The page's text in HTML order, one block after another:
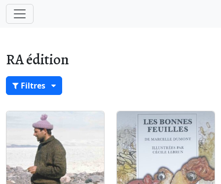
RA édition
Filtres